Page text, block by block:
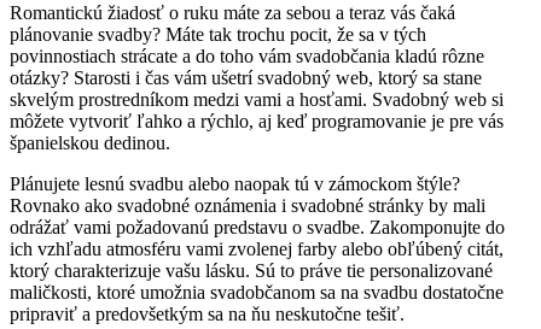
Romantickú žiadosť o ruku máte za sebou a teraz vás čaká
plánovanie svadby? Máte tak trochu pocit, že sa v tých
povinnostiach strácate a do toho vám svadobčania kladú rôzne
otázky? Starosti i čas vám ušetrí svadobný web, ktorý sa stane
skvelým prostredníkom medzi vami a hosťami. Svadobný web si
môžete vytvoriť ľahko a rýchlo, aj keď programovanie je pre vás
španielskou dedinou.
Plánujete lesnú svadbu alebo naopak tú v zámockom štýle?
Rovnako ako svadobné oznámenia i svadobné stránky by mali
odrážať vami požadovanú predstavu o svadbe. Zakomponujte do
ich vzhľadu atmosféru vami zvolenej farby alebo obľúbený citát,
ktorý charakterizuje vašu lásku. Sú to práve tie personalizované
maličkosti, ktoré umožnia svadobčanom sa na svadbu dostatočne
pripraviť a predovšetkým sa na ňu neskutočne tešiť.